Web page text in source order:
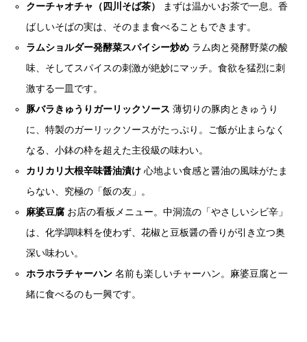
クーチャオチャ（四川そば茶）
まずは温かいお茶で一息。香
ばしいそばの実は、そのまま食べることもできます。
ラムショルダー発酵菜スパイシー炒め ラム肉と発酵野菜の酸
味、そしてスパイスの刺激が絶妙にマッチ。食欲を猛烈に刺
激する一皿です。
豚バラきゅうりガーリックソース 薄切りの豚肉ときゅうり
に、特製のガーリックソースがたっぷり。ご飯が止まらなく
なる、小鉢の枠を超えた主役級の味わい。
カリカリ大根辛味醤油漬け 心地よい食感と醤油の風味がたま
らない、究極の「飯の友」。
麻婆豆腐 お店の看板メニュー。中洞流の「やさしいシビ辛」
は、化学調味料を使わず、花椒と豆板醤の香りが引き立つ奥
深い味わい。
ホラホラチャーハン 名前も楽しいチャーハン。麻婆豆腐と一
緒に食べるのも一興です。